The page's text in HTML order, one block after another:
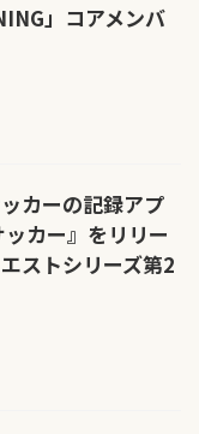
」コアメンバ
カーの記録アプ
カー』をリリー
ストシリーズ第2